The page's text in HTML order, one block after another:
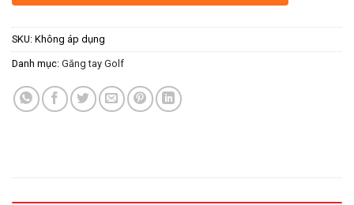
SKU: Không áp dụng
Danh mục: Găng tay Golf